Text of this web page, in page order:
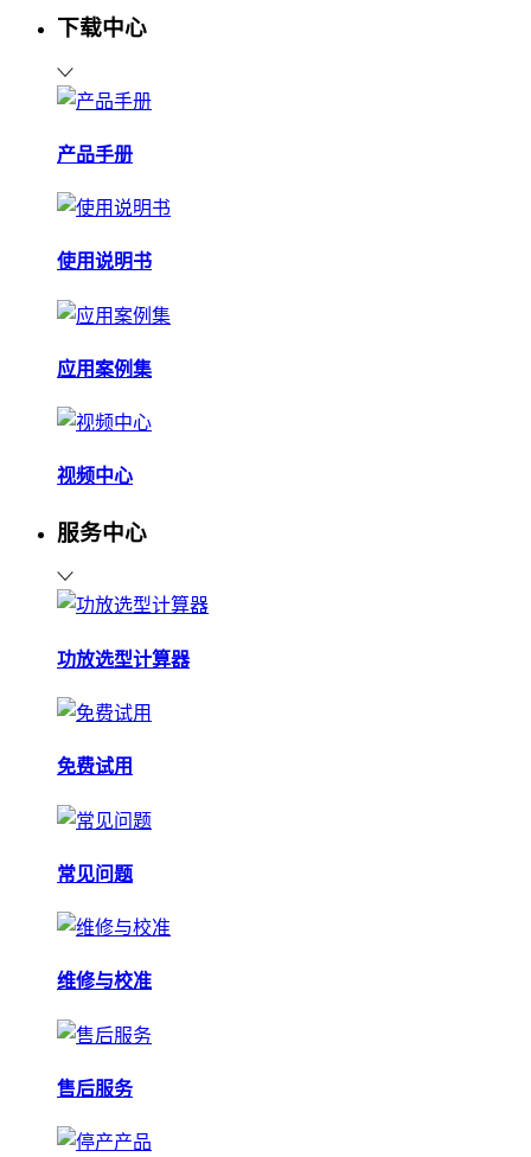
下载中心
产品手册
使用说明书
应用案例集
视频中心
服务中心
功放选型计算器
免费试用
常见问题
维修与校准
售后服务